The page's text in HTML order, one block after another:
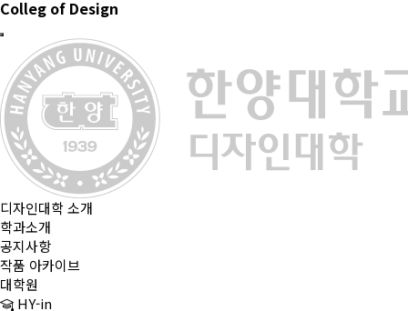
Colleg of Design
디자인대학 소개
학과소개
공지사항
작품 아카이브
대학원
HY-in